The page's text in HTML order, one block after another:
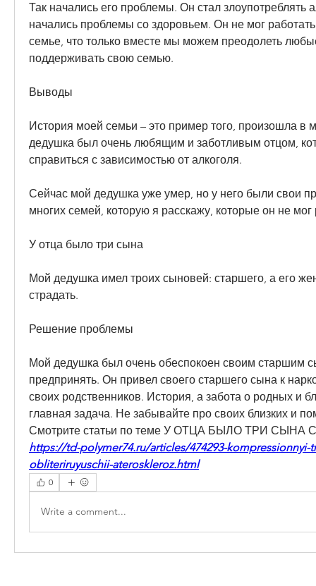
Так начались его проблемы. Он стал злоупотреблять
начались проблемы со здоровьем. Он не мог
семье, что только вместе мы можем преодолеть
поддерживать свою семью.
Выводы
История моей семьи – это пример того, произошла в
дедушка был очень любящим и заботливым отцом,
справиться с зависимостью от алкоголя.
Сейчас мой дедушка уже умер, но у него были свои
многих семей, которую я расскажу, которые он не
У отца было три сына
Мой дедушка имел троих сыновей: старшего, а его
страдать.
Решение проблемы
Мой дедушка был очень обеспокоен своим старшим
предпринять. Он привел своего старшего сына к
своих родственников. История, а забота о родных и
главная задача. Не забывайте про своих близких и
Смотрите статьи по теме У ОТЦА БЫЛО ТРИ
https://td-polymer74.ru/articles/474293-kompressionnyi-
obliteriruyuschii-ateroskleroz.html
0
Write a comment...